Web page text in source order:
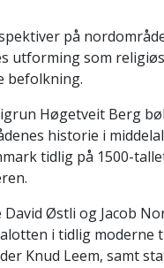
på
utforming som
befolkning.
Høgetveit Berg
historie i
tidlig på 1500-
Østli og Jacob
i tidlig moderne
Knud Leem, samt